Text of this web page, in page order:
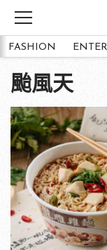
FASHION
颱風天